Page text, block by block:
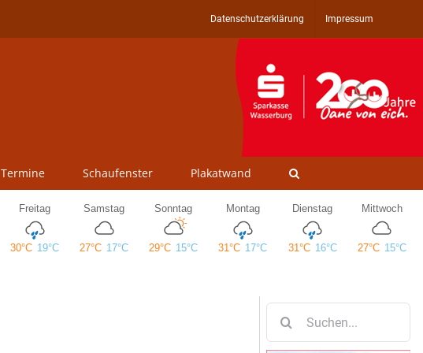
Datenschutzerklärung Impressum
Termine Schaufenster Plakatwand
nach: